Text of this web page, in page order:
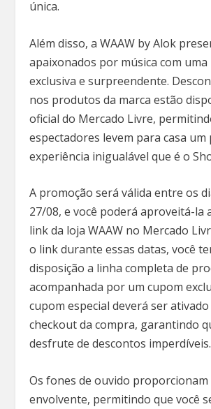
única.
Além disso, a WAAW by Alok
apaixonados por música com
exclusiva e surpreendente.
nos produtos da marca estão
oficial do Mercado Livre,
espectadores levem para casa um
experiência inigualável que é o
A promoção será válida entre os
27/08, e você poderá aproveitá-la
link da loja WAAW no Mercado
o link durante essas datas, você
disposição a linha completa de
acompanhada por um cupom
cupom especial deverá ser
checkout da compra, garantindo
desfrute de descontos imperdíveis.
Os fones de ouvido proporcionam
envolvente, permitindo que você